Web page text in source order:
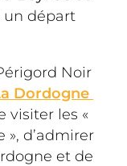
un départ
Noir
Dordogne
visiter les «
», d’admirer
et de